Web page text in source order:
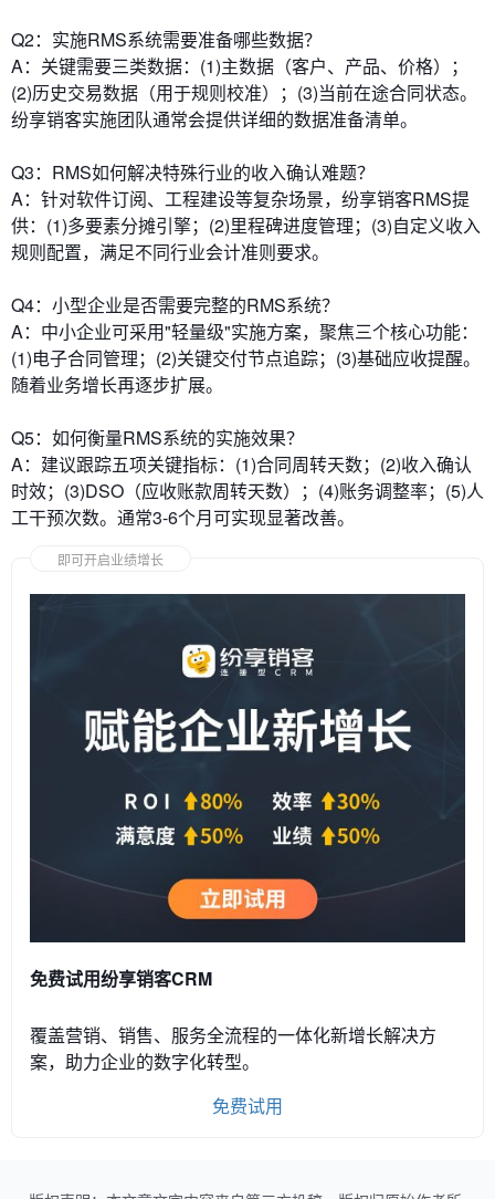
​​Q2：实施RMS系统需要准备哪些数据？​​
A：关键需要三类数据：(1)主数据（客户、产品、价格）；
(2)历史交易数据（用于规则校准）；(3)当前在途合同状态。
纷享销客实施团队通常会提供详细的数据准备清单。
​​Q3：RMS如何解决特殊行业的收入确认难题？​​
A：针对软件订阅、工程建设等复杂场景，纷享销客RMS提
供：(1)多要素分摊引擎；(2)里程碑进度管理；(3)自定义收入
规则配置，满足不同行业会计准则要求。
​​Q4：小型企业是否需要完整的RMS系统？​​
A：中小企业可采用"轻量级"实施方案，聚焦三个核心功能：
(1)电子合同管理；(2)关键交付节点追踪；(3)基础应收提醒。
随着业务增长再逐步扩展。
​​Q5：如何衡量RMS系统的实施效果？​​
A：建议跟踪五项关键指标：(1)合同周转天数；(2)收入确认
时效；(3)DSO（应收账款周转天数）；(4)账务调整率；(5)人
工干预次数。通常3-6个月可实现显著改善。
即可开启业绩增长
免费试用纷享销客CRM
覆盖营销、销售、服务全流程的一体化新增长解决方
案，助力企业的数字化转型。
免费试用